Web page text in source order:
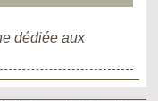
dédiée aux